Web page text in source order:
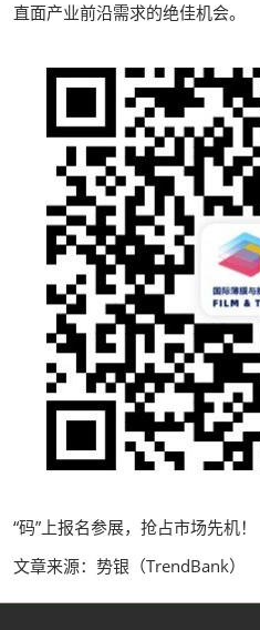
直面产业前沿需求的绝佳机会。
“码”上报名参展，抢占市场先机！
文章来源：势银（TrendBank）